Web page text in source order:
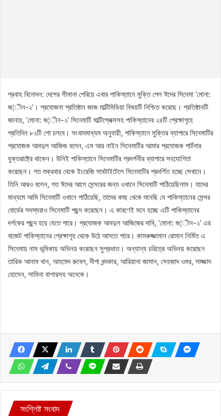
প্রবাহ বিনোদন: দেশের সীমানা পেরিয়ে এবার পাকিস্তানে মুক্তি পেল ঈদের সিনেমা ‘মোনা:
জ¦ীন-২’। প্রযোজনা প্রতিষ্ঠান জাজ মাল্টিমিডিয়া বিষয়টি নিশ্চিত করেছে। প্রতিষ্ঠানটি
জানায়, ‘মোনা: জ¦ীন-২’ সিনেমাটি মাল্টিপ্লেক্সসহ পাকিস্তানের ২৪টি প্রেক্ষাগৃহে
প্রতিদিন ৮২টি শো চলবে। সংবাদমাধ্যম অনুযায়ী, পাকিস্তানে মুক্তির ব্যাপারে সিনেমাটির
প্রযোজক আবদুল আজিজ বলেন, এম আর নাইন সিনেমাটির আমার প্রযোজক পার্টনার
যুক্তরাষ্ট্রে থাকেন। উনিই পাকিস্তানে সিনেমাটির প্রদর্শনীর ব্যাপারে সহযোগিতা
করেছেন। গত শুক্রবার থেকে ইংরেজি সাবটাইটেলে সিনেমাটির প্রদর্শিত হচ্ছে সেখানে।
তিনি আরও বলেন, গত ঈদের আগে সেন্সরের জন্য ওখানে সিনেমাটি পাঠিয়েছিলাম। যাদের
মাধ্যমে আমি সিনেমাটি ওখানে পাঠিয়েছি, তাদের কাছ থেকে শুনেছি যে পাকিস্তানের সেন্সর
বোর্ডের সদস্যরাও সিনেমাটি পছন্দ করেছেন। এ কারণেই মনে হচ্ছে এটি পাকিস্তানের
দর্শকের পছন্দ হয়ে যেতে পারে। প্রযোজক আবদুল আজিজের দাবি, ‘মোনা: জ¦ীন-২’ এর
বাজেট পাকিস্তানের প্রেক্ষাগৃহ থেকে উঠে আসতে পারে। কামরুজ্জামান রোমান নির্মিত এ
সিনেমায় নাম ভূমিকায় অভিনয় করেছেন সুপ্রভাত। অন্যান্য চরিত্রে অভিনয় করেছেন
তারিক আনাম খান, আহমেদ রুবেল, দীপা খন্দকার, আরিয়ানা জামান, সেহজাদ ওমর, সাজ্জাদ
হোসেন, সামিনা বাশারসহ অনেকে।
সংশ্লিষ্ট সংবাদ